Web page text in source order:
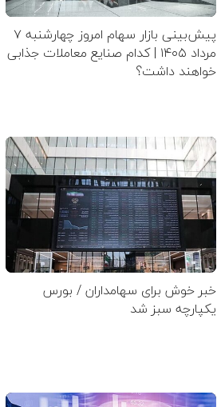
پیش‌بینی بازار سهام امروز چهارشنبه ۷
مرداد ۱۴۰۵ | کدام صنایع معاملات جذابی
خواهند داشت؟
خبر خوش برای سهامداران / بورس
یکپارچه سبز شد